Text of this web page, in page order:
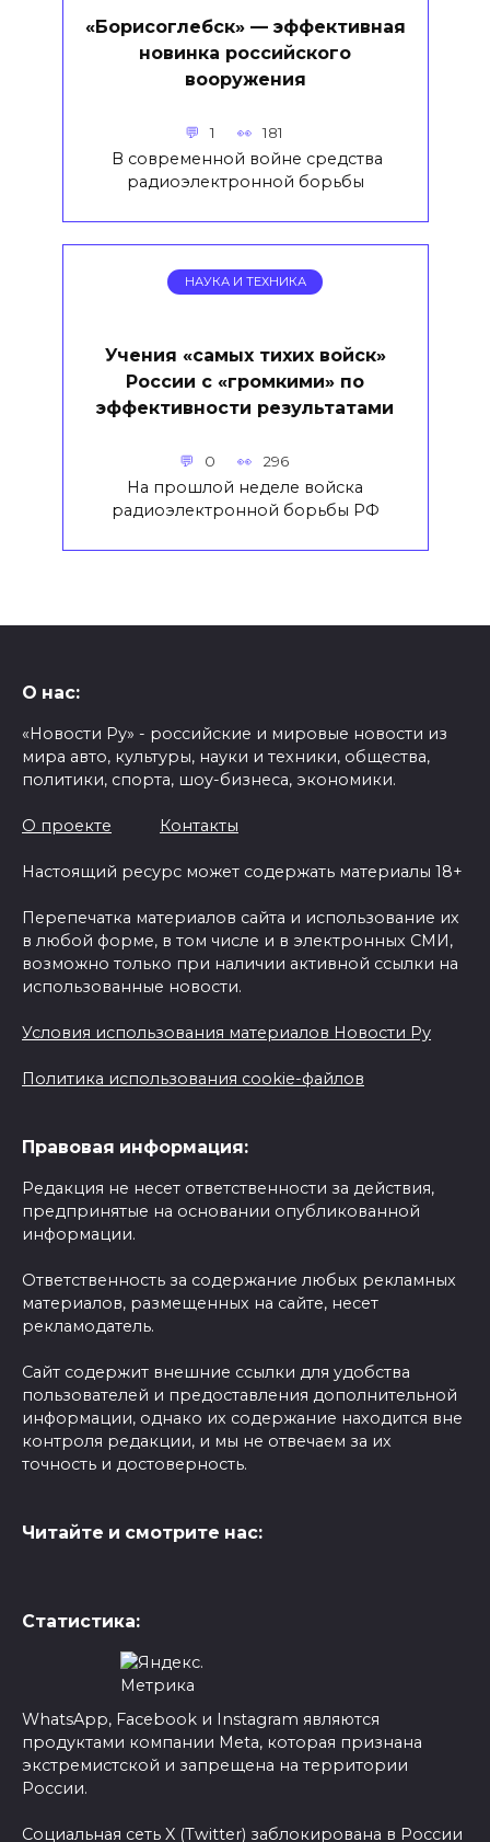
«Борисоглебск» — эффективная
новинка российского
вооружения
1 181
В современной войне средства
радиоэлектронной борьбы
НАУКА И ТЕХНИКА
Учения «самых тихих войск»
России с «громкими» по
эффективности результатами
0 296
На прошлой неделе войска
радиоэлектронной борьбы РФ
О нас:
«Новости Ру» - российские и мировые новости из
мира авто, культуры, науки и техники, общества,
политики, спорта, шоу-бизнеса, экономики.
О проекте Контакты
Настоящий ресурс может содержать материалы 18+
Перепечатка материалов сайта и использование их
в любой форме, в том числе и в электронных СМИ,
возможно только при наличии активной ссылки на
использованные новости.
Условия использования материалов Новости Ру
Политика использования cookie-файлов
Правовая информация:
Редакция не несет ответственности за действия,
предпринятые на основании опубликованной
информации.
Ответственность за содержание любых рекламных
материалов, размещенных на сайте, несет
рекламодатель.
Сайт содержит внешние ссылки для удобства
пользователей и предоставления дополнительной
информации, однако их содержание находится вне
контроля редакции, и мы не отвечаем за их
точность и достоверность.
Читайте и смотрите нас:
Статистика:
WhatsApp, Facebook и Instagram являются
продуктами компании Meta, которая признана
экстремистской и запрещена на территории
России.
Социальная сеть X (Twitter) заблокирована в России